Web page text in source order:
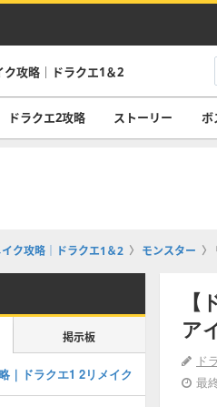
ク攻略｜ドラクエ1＆2
ドラクエ2攻略 ストーリー ボ
ク攻略｜ドラクエ1＆2 モンスター
ア
ド
最
掲示板
｜ドラクエ1 2リメイク